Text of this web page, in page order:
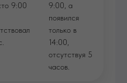
9:00
9:00, а
появился
только в
14:00,
отсутствуя 5
часов.